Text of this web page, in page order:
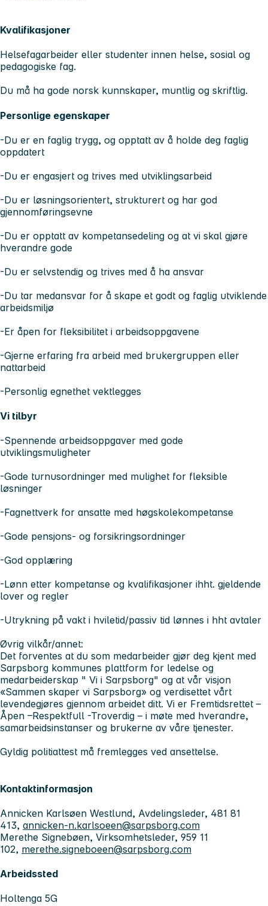
Kvalifikasjoner
Helsefagarbeider eller studenter innen helse, sosial og
pedagogiske fag.
Du må ha gode norsk kunnskaper, muntlig og skriftlig.
Personlige egenskaper
-Du er en faglig trygg, og opptatt av å holde deg faglig
oppdatert
-Du er engasjert og trives med utviklingsarbeid
-Du er løsningsorientert, strukturert og har god
gjennomføringsevne
-Du er opptatt av kompetansedeling og at vi skal gjøre
hverandre gode
-Du er selvstendig og trives med å ha ansvar
-Du tar medansvar for å skape et godt og faglig utviklende
arbeidsmiljø
-Er åpen for fleksibilitet i arbeidsoppgavene
-Gjerne erfaring fra arbeid med brukergruppen eller
nattarbeid
-Personlig egnethet vektlegges
Vi tilbyr
-Spennende arbeidsoppgaver med gode
utviklingsmuligheter
-Gode turnusordninger med mulighet for fleksible
løsninger
-Fagnettverk for ansatte med høgskolekompetanse
-Gode pensjons- og forsikringsordninger
-God opplæring
-Lønn etter kompetanse og kvalifikasjoner ihht. gjeldende
lover og regler
-Utrykning på vakt i hviletid/passiv tid lønnes i hht avtaler
Øvrig vilkår/annet:
Det forventes at du som medarbeider gjør deg kjent med
Sarpsborg kommunes plattform for ledelse og
medarbeiderskap " Vi i Sarpsborg" og at vår visjon
«Sammen skaper vi Sarpsborg» og verdisettet vårt
levendegjøres gjennom arbeidet ditt. Vi er Fremtidsrettet –
Åpen –Respektfull -Troverdig – i møte med hverandre,
samarbeidsinstanser og brukerne av våre tjenester.
Gyldig politiattest må fremlegges ved ansettelse.
Kontaktinformasjon
Annicken Karlsøen Westlund, Avdelingsleder, 481 81
413, annicken-n.karlsoeen@sarpsborg.com
Merethe Signebøen, Virksomhetsleder, 959 11
102, merethe.signeboeen@sarpsborg.com
Arbeidssted
Holtenga 5G